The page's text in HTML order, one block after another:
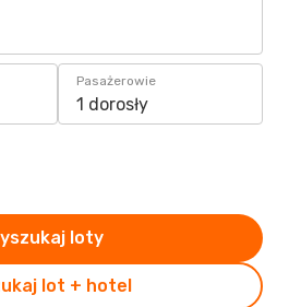
Pasażerowie
1 dorosły
lot + hotel
loty